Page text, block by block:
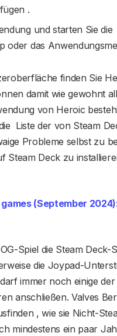
.
und starten Sie
oder das
finden Sie
damit wie gewohnt
von Heroic
Liste der von Steam
Probleme selbst zu
Steam Deck zu
(September
Spiel die Steam
die Joypad-
immer noch einige
anschließen. Valves
, wie sie Nicht-
mindestens ein paar